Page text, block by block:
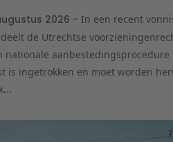
2026 - In een recent
de Utrechtse
nationale aanbestedingsprocedure
is ingetrokken en moet worden